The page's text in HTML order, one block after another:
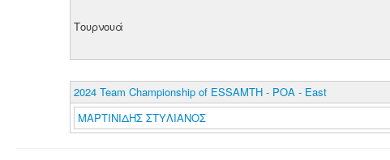
Τουρνουά
2024 Team Championship of ESSAMTH - POA - East
ΜΑΡΤΙΝΙΔΗΣ ΣΤΥΛΙΑΝΟΣ